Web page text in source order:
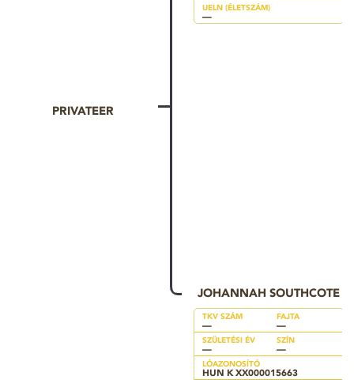
PRIVATEER
UELN (ÉLETSZÁM)
—
JOHANNAH SOUTHCOTE
TKV SZÁM
—
FAJTA
—
SZÜLETÉSI ÉV
—
SZÍN
—
LÓAZONOSÍTÓ
HUN K XX000015663